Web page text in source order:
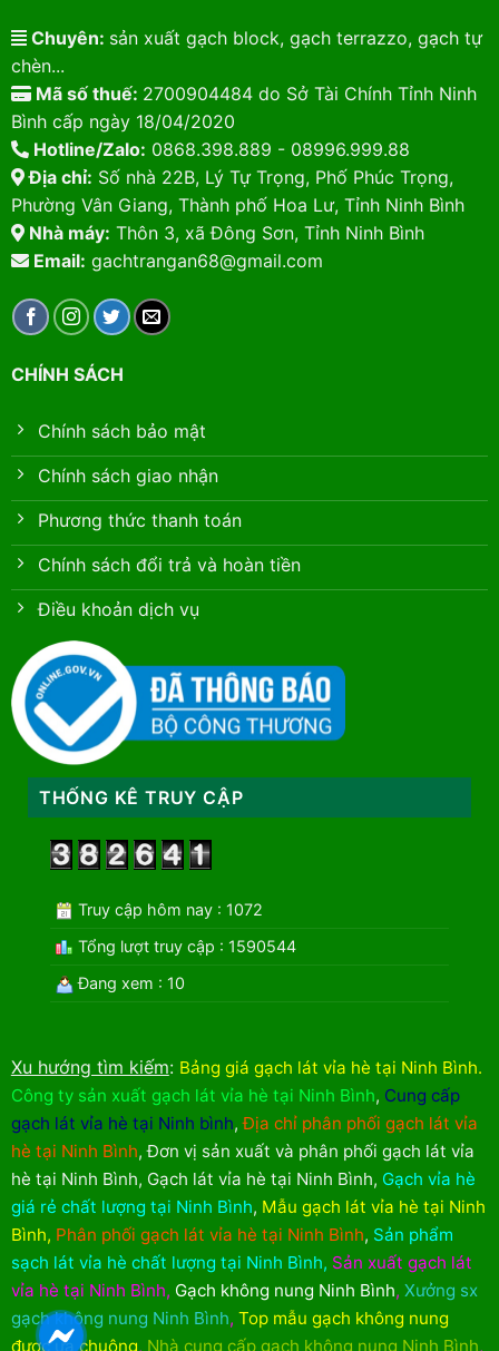
Chuyên: sản xuất gạch block, gạch terrazzo, gạch tự
chèn...
Mã số thuế: 2700904484 do Sở Tài Chính Tỉnh Ninh
Bình cấp ngày 18/04/2020
Hotline/Zalo: 0868.398.889 - 08996.999.88
Địa chỉ: Số nhà 22B, Lý Tự Trọng, Phố Phúc Trọng,
Phường Vân Giang, Thành phố Hoa Lư, Tỉnh Ninh Bình
Nhà máy: Thôn 3, xã Đông Sơn, Tỉnh Ninh Bình
Email: gachtrangan68@gmail.com
CHÍNH SÁCH
Chính sách bảo mật
Chính sách giao nhận
Phương thức thanh toán
Chính sách đổi trả và hoàn tiền
Điều khoản dịch vụ
THỐNG KÊ TRUY CẬP
Truy cập hôm nay : 1072
Tổng lượt truy cập : 1590544
Đang xem : 10
Xu hướng tìm kiếm: Bảng giá gạch lát vỉa hè tại Ninh Bình.
Công ty sản xuất gạch lát vỉa hè tại Ninh Bình, Cung cấp
gạch lát vỉa hè tại Ninh bình,Địa chỉ phân phối gạch lát vỉa
hè tại Ninh Bình,Đơn vị sản xuất và phân phối gạch lát vỉa
hè tại Ninh Bình, Gạch lát vỉa hè tại Ninh Bình, Gạch vỉa hè
giá rẻ chất lượng tại Ninh Bình, Mẫu gạch lát vỉa hè tại Ninh
Bình, Phân phối gạch lát vỉa hè tại Ninh Bình, Sản phẩm
sạch lát vỉa hè chất lượng tại Ninh Bình, Sản xuất gạch lát
vỉa hè tại Ninh Bình, Gạch không nung Ninh Bình, Xưởng sx
gạch không nung Ninh Bình, Top mẫu gạch không nung
được ưa chuộng, Nhà cung cấp gạch không nung Ninh Bình,